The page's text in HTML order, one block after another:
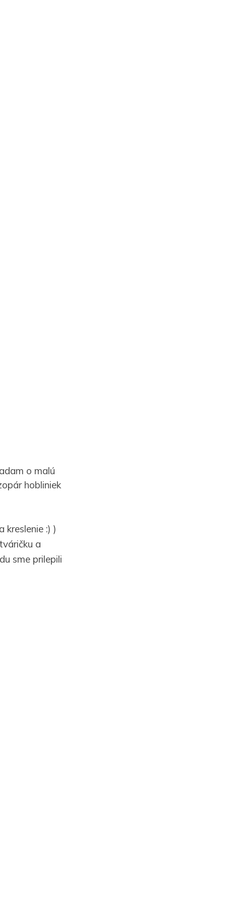
o malú
hobliniek
:) )
a
sme prilepili